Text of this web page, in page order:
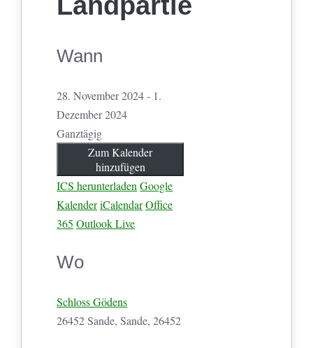
Wann
28. November 2024 - 1.
Dezember 2024
Ganztägig
Zum Kalender
hinzufügen
ICS herunterladen Google
KalenderiCalendarOffice
365 Outlook Live
Wo
Schloss Gödens
26452 Sande, Sande, 26452